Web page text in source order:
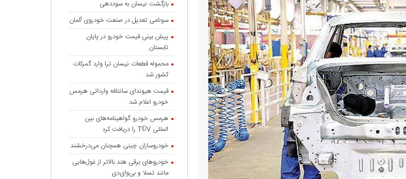
بازگشت نیسان به سوددهی
سونامی تعدیل در صنعت خودروی آلمان
پیش بینی قیمت خودرو در پایان
تابستان
محموله قطعات نیسان ترا وارد گمرکات
کشور شد
قیمت هیوندای سانتافه وارداتی هرمس
خودرو اعلام شد
هرمس خودرو گواهینامه‌های بین
المللی TÜV را دریافت کرد
خودروسازان چینی همچنان می‌درخشند
خودروهای برقی هند بالاتر از غول‌هایی
مانند تسلا و بی‌وای‌دی